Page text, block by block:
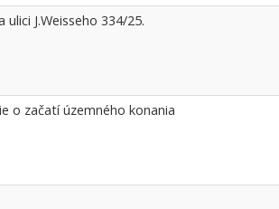
J.Weisseho 334/25.
o začatí územného konania